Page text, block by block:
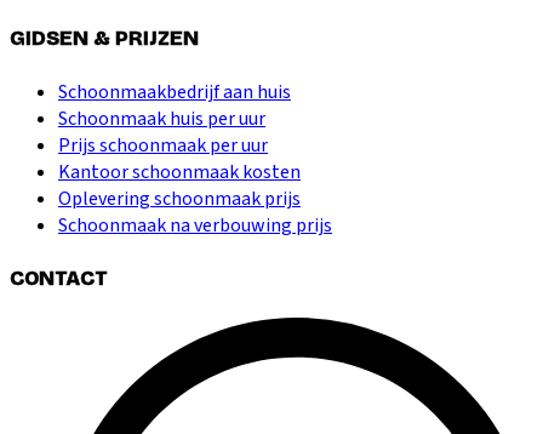
GIDSEN & PRIJZEN
Schoonmaakbedrijf aan huis
Schoonmaak huis per uur
Prijs schoonmaak per uur
Kantoor schoonmaak kosten
Oplevering schoonmaak prijs
Schoonmaak na verbouwing prijs
CONTACT